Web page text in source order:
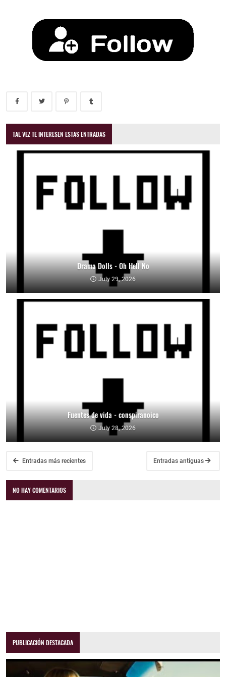
TAL VEZ TE INTERESEN ESTAS ENTRADAS
Drama Dolls - Oh Hell No
July 29, 2026
Fuentes de vida - conspiranoico
July 28, 2026
Entradas más recientes Entradas antiguas
NO HAY COMENTARIOS
PUBLICACIÓN DESTACADA